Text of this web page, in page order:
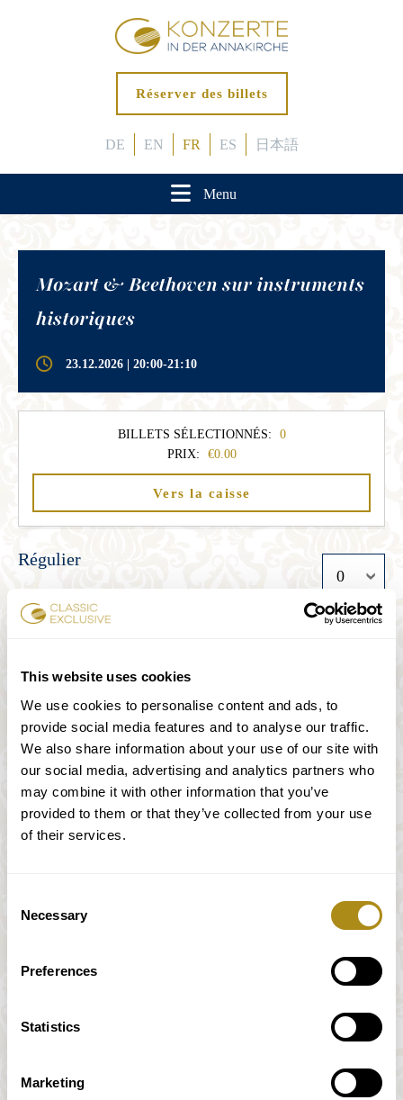
This website uses cookies
We use cookies to personalise content and ads, to
provide social media features and to analyse our traffic.
We also share information about your use of our site with
our social media, advertising and analytics partners who
may combine it with other information that you’ve
provided to them or that they’ve collected from your use
of their services.
Selection
Necessary
Preferences
Statistics
Marketing
Réserver des billets
DE EN FR ES 日本語
Menu
Mozart & Beethoven sur instruments
historiques
23.12.2026 | 20:00-21:10
BILLETS SÉLECTIONNÉS:
0
PRIX:
0.00
Vers la caisse
Régulier
Senior
27.00